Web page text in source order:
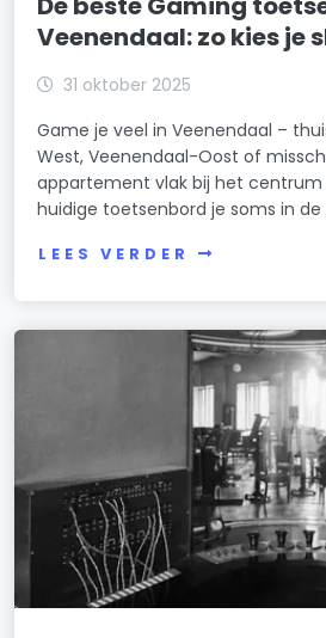
Veenendaal: zo kies je
31 oktober 2025
Game je veel in Veenendaal –
West, Veenendaal-Oost of
appartement vlak bij het centrum
huidige toetsenbord je soms in
LEES VERDER